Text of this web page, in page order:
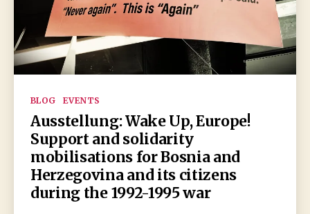
Kategorien
BLOG EVENTS
Ausstellung: Wake Up, Europe!
Support and solidarity
mobilisations for Bosnia and
Herzegovina and its citizens
during the 1992-1995 war